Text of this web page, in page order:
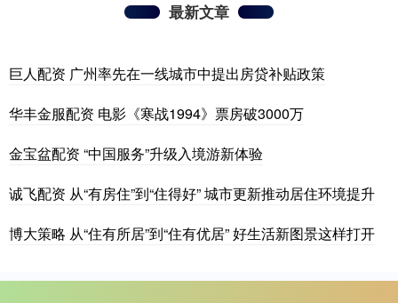
最新文章
巨人配资 广州率先在一线城市中提出房贷补贴政策
华丰金服配资 电影《寒战1994》票房破3000万
金宝盆配资 “中国服务”升级入境游新体验
诚飞配资 从“有房住”到“住得好” 城市更新推动居住环境提升
博大策略 从“住有所居”到“住有优居” 好生活新图景这样打开